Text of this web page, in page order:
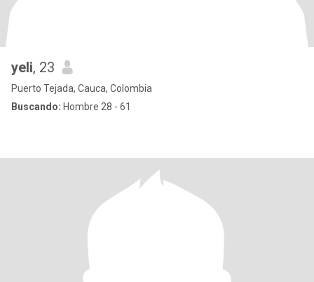
yeli, 23
Puerto Tejada, Cauca, Colombia
Buscando: Hombre 28 - 61